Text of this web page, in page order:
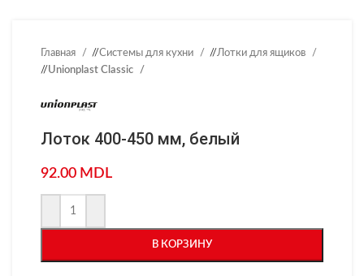
Главная / Системы для кухни / Лотки для ящиков
/ Unionplast Classic
Лоток 400-450 мм, белый
92.00 MDL
В КОРЗИНУ